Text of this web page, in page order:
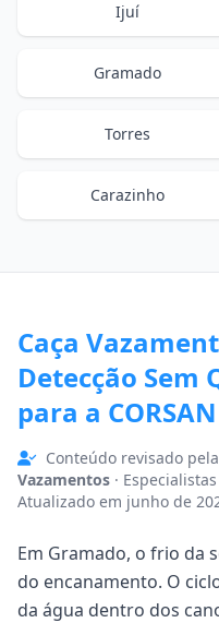
Ijuí
Gramado
Torres
Carazinho
Caça
Detecção Sem
para a CORSAN
Conteúdo revisado pela
Vazamentos ·
Atualizado em junho de
Em Gramado, o frio da
do encanamento. O
da água dentro dos